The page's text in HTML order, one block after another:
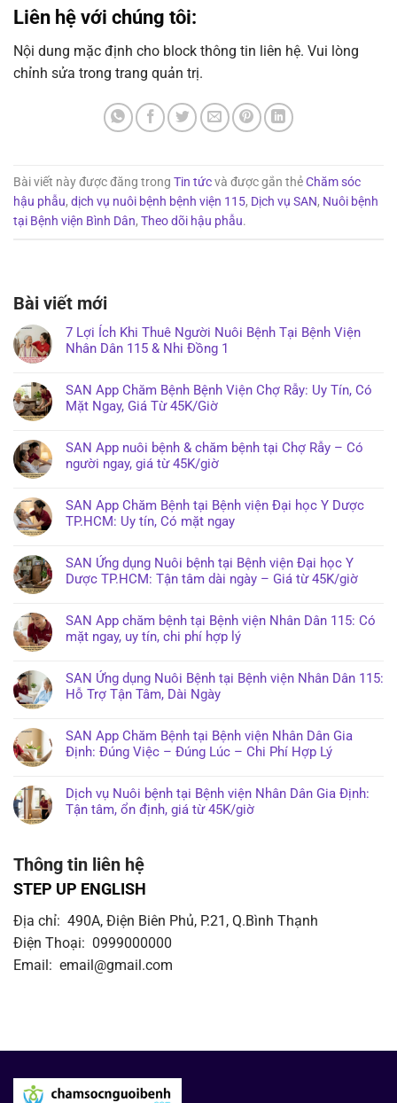
Liên hệ với chúng tôi:
Nội dung mặc định cho block thông tin liên hệ. Vui lòng
chỉnh sửa trong trang quản trị.
Bài viết này được đăng trong Tin tứcvà được gắn thẻChăm sóc
hậu phẫu, dịch vụ nuôi bệnh bệnh viện 115, Dịch vụ SAN, Nuôi bệnh
tại Bệnh viện Bình Dân, Theo dõi hậu phẫu.
Bài viết mới
7 Lợi Ích Khi Thuê Người Nuôi Bệnh Tại Bệnh Viện
Nhân Dân 115 & Nhi Đồng 1
SAN App Chăm Bệnh Bệnh Viện Chợ Rẫy: Uy Tín, Có
Mặt Ngay, Giá Từ 45K/Giờ
SAN App nuôi bệnh & chăm bệnh tại Chợ Rẫy – Có
người ngay, giá từ 45K/giờ
SAN App Chăm Bệnh tại Bệnh viện Đại học Y Dược
TP.HCM: Uy tín, Có mặt ngay
SAN Ứng dụng Nuôi bệnh tại Bệnh viện Đại học Y
Dược TP.HCM: Tận tâm dài ngày – Giá từ 45K/giờ
SAN App chăm bệnh tại Bệnh viện Nhân Dân 115: Có
mặt ngay, uy tín, chi phí hợp lý
SAN Ứng dụng Nuôi Bệnh tại Bệnh viện Nhân Dân 115:
Hỗ Trợ Tận Tâm, Dài Ngày
SAN App Chăm Bệnh tại Bệnh viện Nhân Dân Gia
Định: Đúng Việc – Đúng Lúc – Chi Phí Hợp Lý
Dịch vụ Nuôi bệnh tại Bệnh viện Nhân Dân Gia Định:
Tận tâm, ổn định, giá từ 45K/giờ
Thông tin liên hệ
STEP UP ENGLISH
Địa chỉ: 490A, Điện Biên Phủ, P.21, Q.Bình Thạnh
Điện Thoại: 0999000000
Email: email@gmail.com